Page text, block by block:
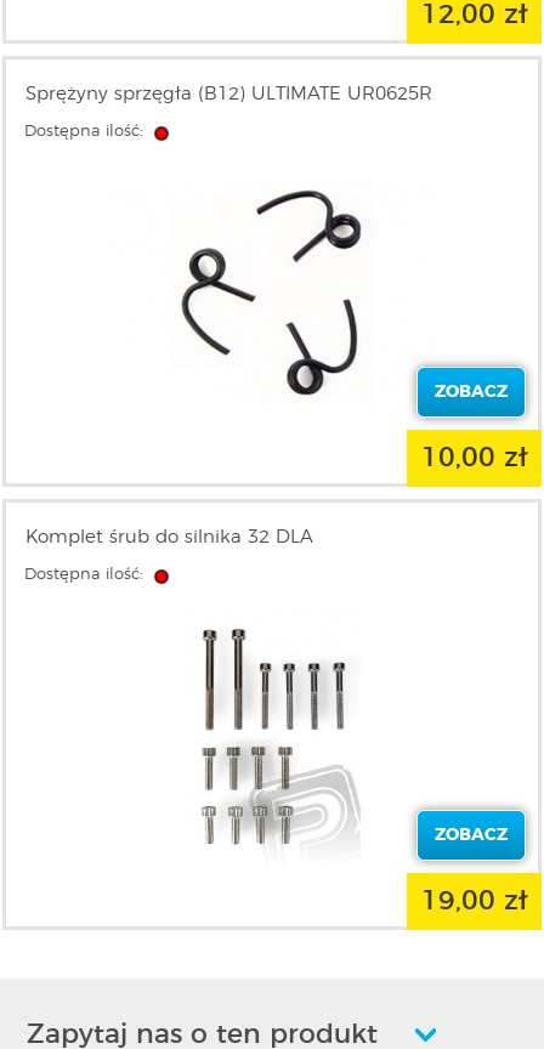
12,00 zł
Sprężyny sprzęgła (B12) ULTIMATE UR0625R
Dostępna ilość:
ZOBACZ
10,00 zł
Komplet śrub do silnika 32 DLA
Dostępna ilość:
ZOBACZ
19,00 zł
Zapytaj nas o ten produkt